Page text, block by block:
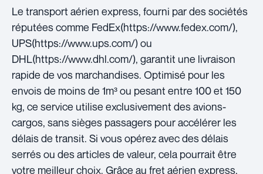
Le transport aérien express, fourni par des sociétés
réputées comme FedEx(https://www.fedex.com/),
UPS(https://www.ups.com/) ou
DHL(https://www.dhl.com/), garantit une livraison
rapide de vos marchandises. Optimisé pour les
envois de moins de 1m³ ou pesant entre 100 et 150
kg, ce service utilise exclusivement des avions-
cargos, sans sièges passagers pour accélérer les
délais de transit. Si vous opérez avec des délais
serrés ou des articles de valeur, cela pourrait être
votre meilleur choix. Grâce au fret aérien express,